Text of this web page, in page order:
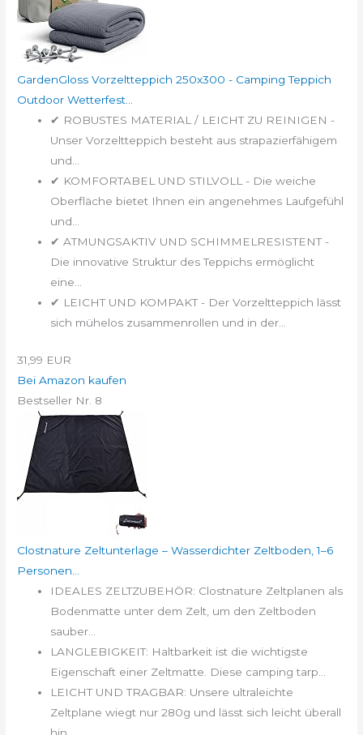
GardenGloss Vorzeltteppich 250x300 - Camping Teppich
Outdoor Wetterfest...
✔ ROBUSTES MATERIAL / LEICHT ZU REINIGEN -
Unser Vorzeltteppich besteht aus strapazierfähigem
und...
✔ KOMFORTABEL UND STILVOLL - Die weiche
Oberfläche bietet Ihnen ein angenehmes Laufgefühl
und...
✔ ATMUNGSAKTIV UND SCHIMMELRESISTENT -
Die innovative Struktur des Teppichs ermöglicht
eine...
✔ LEICHT UND KOMPAKT - Der Vorzeltteppich lässt
sich mühelos zusammenrollen und in der...
31,99 EUR
Bei Amazon kaufen
Bestseller Nr. 8
Clostnature Zeltunterlage – Wasserdichter Zeltboden, 1–6
Personen...
IDEALES ZELTZUBEHÖR: Clostnature Zeltplanen als
Bodenmatte unter dem Zelt, um den Zeltboden
sauber...
LANGLEBIGKEIT: Haltbarkeit ist die wichtigste
Eigenschaft einer Zeltmatte. Diese camping tarp...
LEICHT UND TRAGBAR: Unsere ultraleichte
Zeltplane wiegt nur 280g und lässt sich leicht überall
hin...